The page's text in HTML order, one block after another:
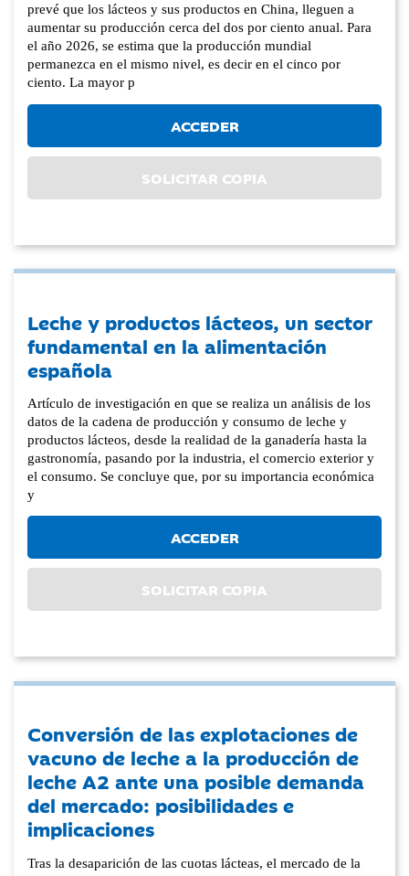
prevé que los lácteos y sus productos en China, lleguen a
aumentar su producción cerca del dos por ciento anual. Para
el año 2026, se estima que la producción mundial
permanezca en el mismo nivel, es decir en el cinco por
ciento. La mayor p
ACCEDER
SOLICITAR COPIA
Leche y productos lácteos, un sector
fundamental en la alimentación
española
Artículo de investigación en que se realiza un análisis de los
datos de la cadena de producción y consumo de leche y
productos lácteos, desde la realidad de la ganadería hasta la
gastronomía, pasando por la industria, el comercio exterior y
el consumo. Se concluye que, por su importancia económica
y
ACCEDER
SOLICITAR COPIA
Conversión de las explotaciones de
vacuno de leche a la producción de
leche A2 ante una posible demanda
del mercado: posibilidades e
implicaciones
Tras la desaparición de las cuotas lácteas, el mercado de la